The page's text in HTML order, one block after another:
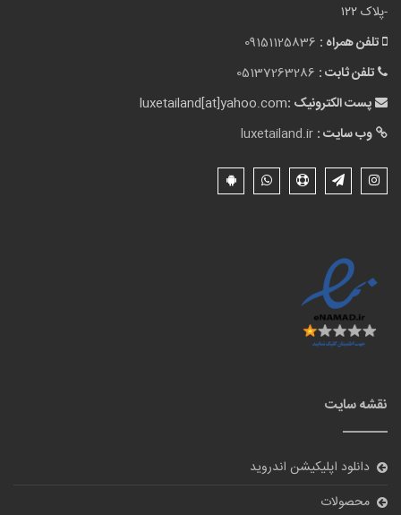
-پلاک ۱۲۲
تلفن همراه : 09151125836
تلفن ثابت : 05137263286
پست الکترونیک :luxetailand[at]yahoo.com
وب سایت : luxetailand.ir
نقشه سایت
دانلود اپلیکیشن اندروید
محصولات